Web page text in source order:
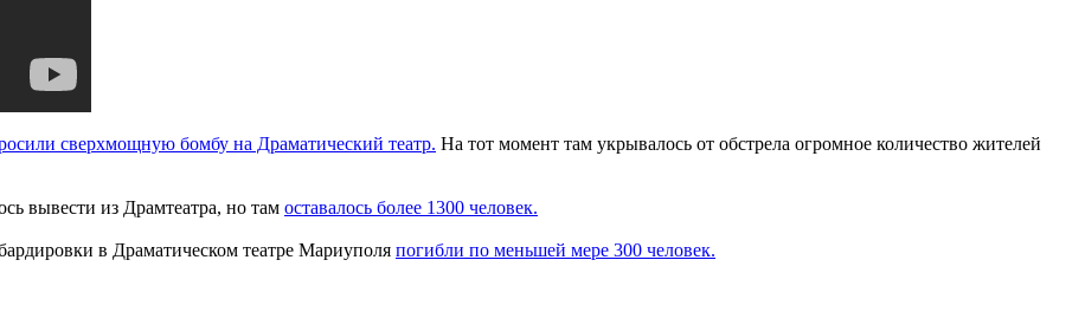
сверхмощную бомбу на Драматический театр. На тот момент там укрывалось от обстрела огромное количество жителей
вывести из Драмтеатра, но там оставалось более 1300 человек.
в Драматическом театре Мариуполя погибли по меньшей мере 300 человек.